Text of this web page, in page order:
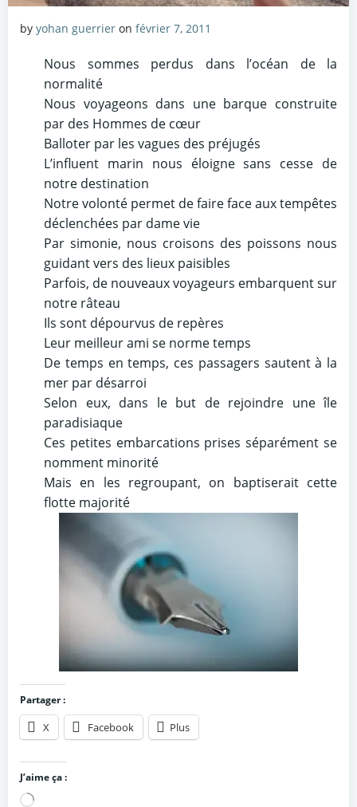
by yohan guerrier on février 7, 2011
Nous sommes perdus dans l’océan de la
normalité
Nous voyageons dans une barque construite
par des Hommes de cœur
Balloter par les vagues des préjugés
L’influent marin nous éloigne sans cesse de
notre destination
Notre volonté permet de faire face aux tempêtes
déclenchées par dame vie
Par simonie, nous croisons des poissons nous
guidant vers des lieux paisibles
Parfois, de nouveaux voyageurs embarquent sur
notre râteau
Ils sont dépourvus de repères
Leur meilleur ami se norme temps
De temps en temps, ces passagers sautent à la
mer par désarroi
Selon eux, dans le but de rejoindre une île
paradisiaque
Ces petites embarcations prises séparément se
nomment minorité
Mais en les regroupant, on baptiserait cette
flotte majorité
Partager :
X Facebook Plus
J’aime ça :
Chargement…